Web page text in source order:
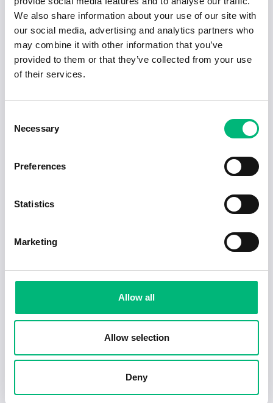
We also share information about your use of our site with
our social media, advertising and analytics partners who
may combine it with other information that you’ve
provided to them or that they’ve collected from your use
of their services.
Selection
Necessary
Preferences
Statistics
Marketing
Allow all
Allow selection
Deny
2025-02-20
Tecken på en dålig chef – och hur du hanterar
2025-02-17 4 min